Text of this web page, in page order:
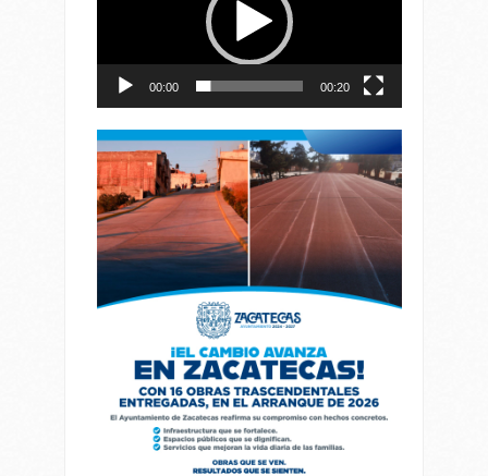
00:00 00:20